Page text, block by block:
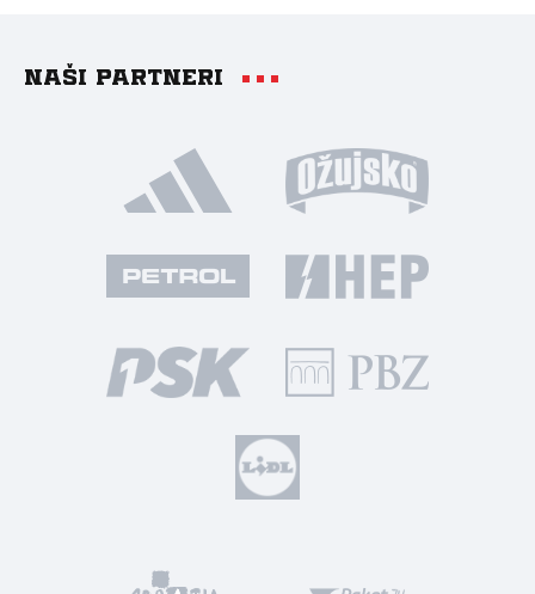
Naši partneri